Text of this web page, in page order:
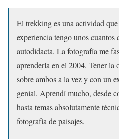
El trekking es una actividad
experiencia tengo unos cuantos
autodidacta. La fotografía me
aprenderla en el 2004. Tener la
sobre ambos a la vez y con un
genial. Aprendí mucho, desde
hasta temas absolutamente
fotografía de paisajes.